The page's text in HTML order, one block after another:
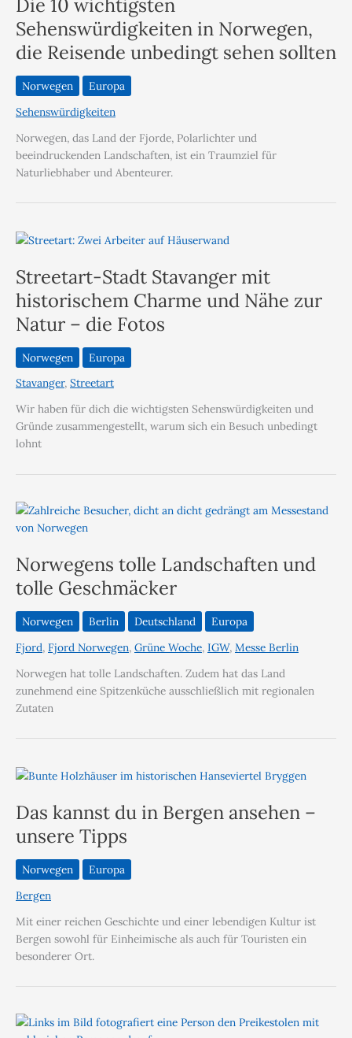
Die 10 wichtigsten
Sehenswürdigkeiten in Norwegen,
die Reisende unbedingt sehen sollten
Norwegen
Europa
Sehenswürdigkeiten
Norwegen, das Land der Fjorde, Polarlichter und
beeindruckenden Landschaften, ist ein Traumziel für
Naturliebhaber und Abenteurer.
Streetart-Stadt Stavanger mit
historischem Charme und Nähe zur
Natur – die Fotos
Norwegen
Europa
Stavanger, Streetart
Wir haben für dich die wichtigsten Sehenswürdigkeiten und
Gründe zusammengestellt, warum sich ein Besuch unbedingt
lohnt
Norwegens tolle Landschaften und
tolle Geschmäcker
Norwegen Berlin Deutschland
Europa
Fjord, Fjord Norwegen, Grüne Woche, IGW, Messe Berlin
Norwegen hat tolle Landschaften. Zudem hat das Land
zunehmend eine Spitzenküche ausschließlich mit regionalen
Zutaten
Das kannst du in Bergen ansehen –
unsere Tipps
Norwegen
Europa
Bergen
Mit einer reichen Geschichte und einer lebendigen Kultur ist
Bergen sowohl für Einheimische als auch für Touristen ein
besonderer Ort.